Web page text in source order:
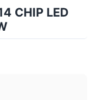
CHIP LED